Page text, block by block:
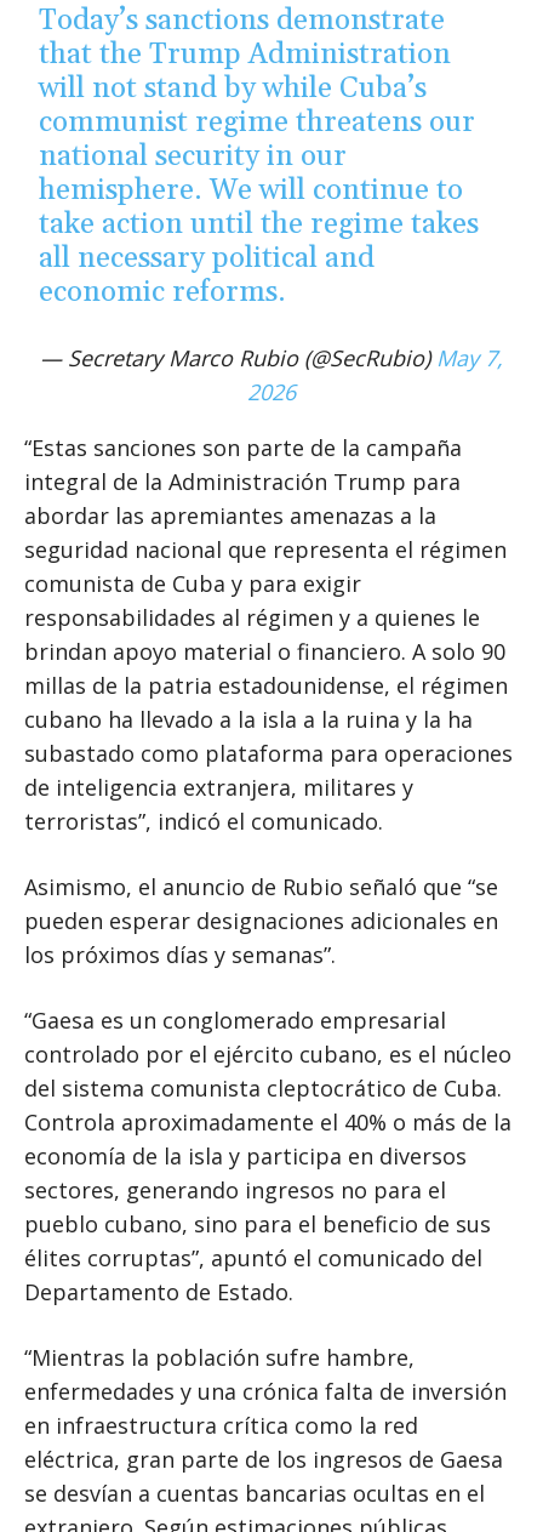
Today’s sanctions demonstrate
that the Trump Administration
will not stand by while Cuba’s
communist regime threatens our
national security in our
hemisphere. We will continue to
take action until the regime takes
all necessary political and
economic reforms.
— Secretary Marco Rubio (@SecRubio) May 7,
2026
“Estas sanciones son parte de la campaña
integral de la Administración Trump para
abordar las apremiantes amenazas a la
seguridad nacional que representa el régimen
comunista de Cuba y para exigir
responsabilidades al régimen y a quienes le
brindan apoyo material o financiero. A solo 90
millas de la patria estadounidense, el régimen
cubano ha llevado a la isla a la ruina y la ha
subastado como plataforma para operaciones
de inteligencia extranjera, militares y
terroristas”, indicó el comunicado.
Asimismo, el anuncio de Rubio señaló que “se
pueden esperar designaciones adicionales en
los próximos días y semanas”.
“Gaesa es un conglomerado empresarial
controlado por el ejército cubano, es el núcleo
del sistema comunista cleptocrático de Cuba.
Controla aproximadamente el 40% o más de la
economía de la isla y participa en diversos
sectores, generando ingresos no para el
pueblo cubano, sino para el beneficio de sus
élites corruptas”, apuntó el comunicado del
Departamento de Estado.
“Mientras la población sufre hambre,
enfermedades y una crónica falta de inversión
en infraestructura crítica como la red
eléctrica, gran parte de los ingresos de Gaesa
se desvían a cuentas bancarias ocultas en el